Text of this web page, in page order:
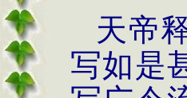
天帝
写如是